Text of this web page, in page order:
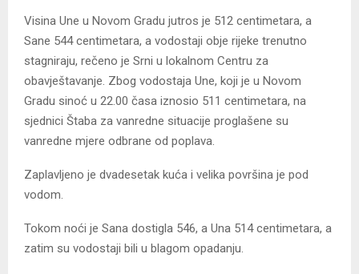
Visina Une u Novom Gradu jutros je 512 centimetara, a
Sane 544 centimetara, a vodostaji obje rijeke trenutno
stagniraju, rečeno je Srni u lokalnom Centru za
obavještavanje. Zbog vodostaja Une, koji je u Novom
Gradu sinoć u 22.00 časa iznosio 511 centimetara, na
sjednici Štaba za vanredne situacije proglašene su
vanredne mjere odbrane od poplava.
Zaplavljeno je dvadesetak kuća i velika površina je pod
vodom.
Tokom noći je Sana dostigla 546, a Una 514 centimetara, a
zatim su vodostaji bili u blagom opadanju.